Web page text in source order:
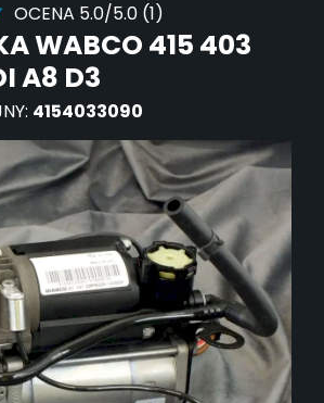
OCENA 5.0/5.0 (1)
WABCO 415 403
A8 D3
4154033090